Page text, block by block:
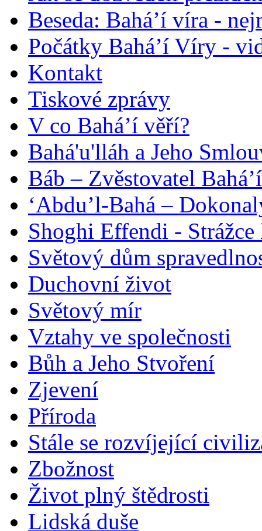
Beseda: Bahá’í víra -
Počátky Bahá’í Víry -
Kontakt
Tiskové zprávy
V co Bahá’í věří?
Bahá'u'lláh a Jeho
Báb – Zvěstovatel
‘Abdu’l-Bahá –
Shoghi Effendi -
Světový dům
Duchovní život
Světový mír
Vztahy ve společnosti
Bůh a Jeho Stvoření
Zjevení
Příroda
Stále se rozvíjející
Zbožnost
Život plný štědrosti
Lidská duše